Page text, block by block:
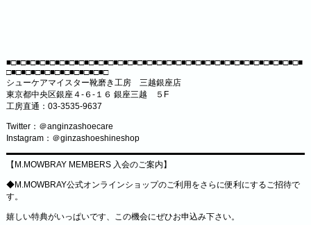
■□■□■□■□■□■□■□■□■□■□■□■□■□■□■□■□■□■□■□■□■□■□■□■□■□■□■□■□■□■□■
□■□■□■□■□■□■□■□■□■□■□
シューケアマイスター靴磨き工房 三越銀座店
東京都中央区銀座４-６-１６ 銀座三越 ５F
工房直通：03-3535-9637
Twitter：＠anginzashoecare
Instagram：＠ginzashoeshineshop
【M.MOWBRAY MEMBERS 入会のご案内】
◆M.MOWBRAY公式オンラインショップのご利用をさらに便利にするご招待で
す。
嬉しい特典がいっぱいです、この機会にぜひお申込み下さい。